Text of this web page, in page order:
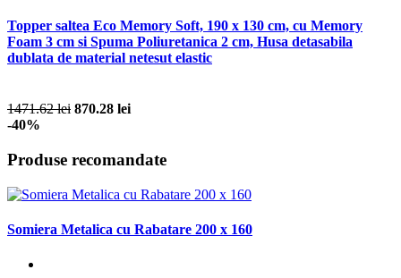
Topper saltea Eco Memory Soft, 190 x 130 cm, cu Memory
Foam 3 cm si Spuma Poliuretanica 2 cm, Husa detasabila
dublata de material netesut elastic
1471.62 lei 870.28 lei
-40%
Produse recomandate
Somiera Metalica cu Rabatare 200 x 160